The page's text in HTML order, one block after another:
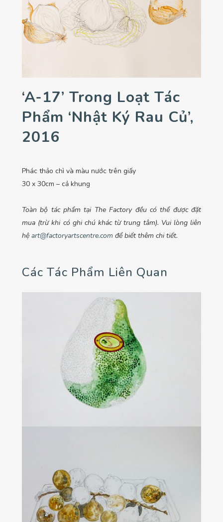
‘A-17’ Trong Loạt Tác
Phẩm ‘Nhật Ký Rau Củ’,
2016
Phác thảo chì và màu nước trên giấy
30 x 30cm – cả khung
Toàn bộ tác phẩm tại The Factory đều có thể được đặt
mua (trừ khi có ghi chú khác từ trung tâm). Vui lòng liên
hệ art@factoryartscentre.com để biết thêm chi tiết.
Các Tác Phẩm Liên Quan